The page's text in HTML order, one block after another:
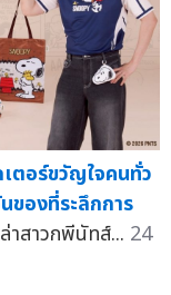
ตอร์ขวัญใจคนทั่ว
ของที่ระลึกการ
าสาวกพีนัทส์... 24